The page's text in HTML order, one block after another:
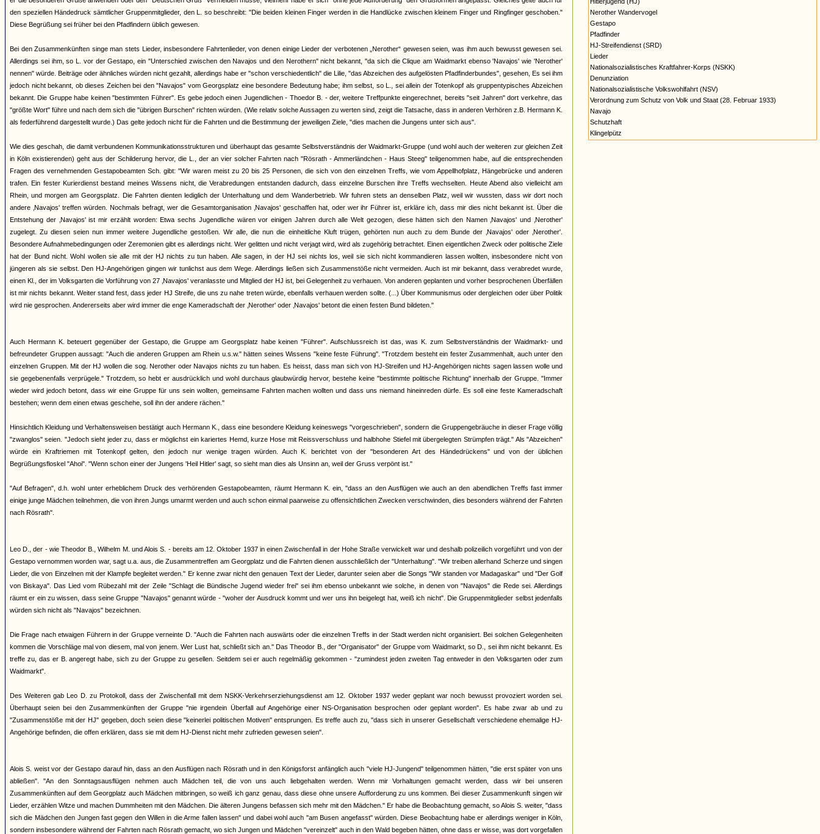
den speziellen Händedruck sämtlicher Gruppenmitglieder, den L. so beschreibt: "Die beiden kleinen Finger werden in die Handlücke zwischen kleinem Finger und Ringfinger geschoben."
Diese Begrüßung sei früher bei den Pfadfindern üblich gewesen.
Bei den Zusammenkünften singe man stets Lieder, insbesondere Fahrtenlieder, von denen einige Lieder der verbotenen „Nerother“ gewesen seien, was ihm auch bewusst gewesen sei.
Allerdings sei ihm, so L. vor der Gestapo, ein "Unterschied zwischen den Navajos und den Nerothern" nicht bekannt, "da sich die Clique am Waidmarkt ebenso 'Navajos' wie 'Nerother'
nennen" würde. Beiträge oder ähnliches würden nicht gezahlt, allerdings habe er "schon verschiedentlich" die Lilie, "das Abzeichen des aufgelösten Pfadfinderbundes", gesehen, Es sei ihm
jedoch nicht bekannt, ob dieses Zeichen bei den "Navajos" vom Georgsplatz eine besondere Bedeutung habe; ihm selbst, so L., sei allein der Totenkopf als gruppentypisches Abzeichen
bekannt. Die Gruppe habe keinen "bestimmten Führer". Es gebe jedoch einen Jugendlichen - Thoedor B. - der, weitere Treffpunkte eingerechnet, bereits "seit Jahren" dort verkehre, das
"größte Wort" führe und nach dem sich die "übrigen Burschen" richten würden. (Wie relativ solche Aussagen zu werten sind, zeigt die Tatsache, dass in anderen Verhören z.B. Hermann K.
als federführend dargestellt wurde.) Das gelte jedoch nicht für die Fahrten und die Bestimmung der jeweiligen Ziele, "dies machen die Jungens unter sich aus".
Wie dies geschah, die damit verbundenen Kommunikationsstrukturen und überhaupt das gesamte Selbstverständnis der Waidmarkt-Gruppe (und wohl auch der weiteren zur gleichen Zeit
in Köln existierenden) geht aus der Schilderung hervor, die L., der an vier solcher Fahrten nach "Rösrath - Ammerländchen - Haus Steeg" teilgenommen habe, auf die entsprechenden
Fragen des vernehmenden Gestapobeamten Sch. gibt: "Wir waren meist zu 20 bis 25 Personen, die sich von den einzelnen Treffs, wie vom Appellhofplatz, Hängebrücke und anderen
trafen. Ein fester Kurierdienst bestand meines Wissens nicht, die Verabredungen entstanden dadurch, dass einzelne Burschen ihre Treffs wechselten. Heute Abend also vielleicht am
Rhein, und morgen am Georgsplatz. Die Fahrten dienten lediglich der Unterhaltung und dem Wanderbetrieb. Wir fuhren stets an denselben Platz, weil wir wussten, dass wir dort noch
andere ‚Navajos' treffen würden. Nochmals befragt, wer die Gesamtorganisation ‚Navajos' geschaffen hat, oder wer ihr Führer ist, erkläre ich, dass mir dies nicht bekannt ist. Über die
Entstehung der ‚Navajos' ist mir erzählt worden: Etwa sechs Jugendliche wären vor einigen Jahren durch alle Welt gezogen, diese hätten sich den Namen ‚Navajos' und ‚Nerother'
zugelegt. Zu diesen seien nun immer weitere Jugendliche gestoßen. Wir alle, die nun die einheitliche Kluft trügen, gehörten nun auch zu dem Bunde der ‚Navajos' oder ‚Nerother'.
Besondere Aufnahmebedingungen oder Zeremonien gibt es allerdings nicht. Wer gelitten und nicht verjagt wird, wird als zugehörig betrachtet. Einen eigentlichen Zweck oder politische Ziele
hat der Bund nicht. Wohl wollen sie alle mit der HJ nichts zu tun haben. Alle sagen, in der HJ sei nichts los, weil sie sich nicht kommandieren lassen wollten, insbesondere nicht von
jüngeren als sie selbst. Den HJ-Angehörigen gingen wir tunlichst aus dem Wege. Allerdings ließen sich Zusammenstöße nicht vermeiden. Auch ist mir bekannt, dass verabredet wurde,
einen Kl., der im Volksgarten die Vorführung von 27 ‚Navajos' veranlasste und Mitglied der HJ ist, bei Gelegenheit zu verhauen. Von anderen geplanten und vorher besprochenen Überfällen
ist mir nichts bekannt. Weiter stand fest, dass jeder HJ Streife, die uns zu nahe treten würde, ebenfalls verhauen werden sollte. (...) Über Kommunismus oder dergleichen oder über Politik
wird nie gesprochen. Andererseits aber wird immer die enge Kameradschaft der ‚Nerother' oder ‚Navajos' betont die einen festen Bund bildeten."
Auch Hermann K. beteuert gegenüber der Gestapo, die Gruppe am Georgsplatz habe keinen "Führer". Aufschlussreich ist das, was K. zum Selbstverständnis der Waidmarkt- und
befreundeter Gruppen aussagt: "Auch die anderen Gruppen am Rhein u.s.w." hätten seines Wissens "keine feste Führung". "Trotzdem besteht ein fester Zusammenhalt, auch unter den
einzelnen Gruppen. Mit der HJ wollen die sog. Nerother oder Navajos nichts zu tun haben. Es heisst, dass man sich von HJ-Streifen und HJ-Angehörigen nichts sagen lassen wolle und
sie gegebenenfalls verprügele." Trotzdem, so hebt er ausdrücklich und wohl durchaus glaubwürdig hervor, bestehe keine "bestimmte politische Richtung" innerhalb der Gruppe. "Immer
wieder wird jedoch betont, dass wir eine Gruppe für uns sein wollten, gemeinsame Fahrten machen wollten und dass uns niemand hineinreden dürfe. Es soll eine feste Kameradschaft
bestehen; wenn dem einen etwas geschehe, soll ihn der andere rächen."
Hinsichtlich Kleidung und Verhaltensweisen bestätigt auch Hermann K., dass eine besondere Kleidung keineswegs "vorgeschrieben", sondern die Gruppengebräuche in dieser Frage völlig
"zwanglos" seien. "Jedoch sieht jeder zu, dass er möglichst ein kariertes Hemd, kurze Hose mit Reissverschluss und halbhohe Stiefel mit übergelegten Strümpfen trägt." Als "Abzeichen"
würde ein Kraftriemen mit Totenkopf gelten, den jedoch nur wenige tragen würden. Auch K. berichtet von der "besonderen Art des Händedrückens" und von der üblichen
Begrüßungsfloskel "Ahoi". "Wenn schon einer der Jungens 'Heil Hitler' sagt, so sieht man dies als Unsinn an, weil der Gruss verpönt ist."
"Auf Befragen", d.h. wohl unter erheblichem Druck des verhörenden Gestapobeamten, räumt Hermann K. ein, "dass an den Ausflügen wie auch an den abendlichen Treffs fast immer
einige junge Mädchen teilnehmen, die von ihren Jungs umarmt werden und auch schon einmal paarweise zu offensichtlichen Zwecken verschwinden, dies besonders während der Fahrten
nach Rösrath".
Leo D., der - wie Theodor B., Wilhelm M. und Alois S. - bereits am 12. Oktober 1937 in einen Zwischenfall in der Hohe Straße verwickelt war und deshalb polizeilich vorgeführt und von der
Gestapo vernommen worden war, sagt u.a. aus, die Zusammentreffen am Georgplatz und die Fahrten dienen ausschließlich der "Unterhaltung". "Wir treiben allerhand Scherze und singen
Lieder, die von Einzelnen mit der Klampfe begleitet werden." Er kenne zwar nicht den genauen Text der Lieder, darunter seien aber die Songs "Wir standen vor Madagaskar" und "Der Golf
von Biskaya". Das Lied vom Rübezahl mit der Zeile "Schlagt die Bündische Jugend wieder frei" sei ihm ebenso unbekannt wie solche, in denen von "Navajos" die Rede sei. Allerdings
räumt er ein zu wissen, dass seine Gruppe "Navajos" genannt würde - "woher der Ausdruck kommt und wer uns ihn beigelegt hat, weiß ich nicht". Die Gruppenmitglieder selbst jedenfalls
würden sich nicht als "Navajos" bezeichnen.
Die Frage nach etwaigen Führern in der Gruppe verneinte D. "Auch die Fahrten nach auswärts oder die einzelnen Treffs in der Stadt werden nicht organisiert. Bei solchen Gelegenheiten
kommen die Vorschläge mal von diesem, mal von jenem. Wer Lust hat, schließt sich an." Das Theodor B., der "Organisator" der Gruppe vom Waidmarkt, so D., sei ihm nicht bekannt. Es
treffe zu, das er B. angeregt habe, sich zu der Gruppe zu gesellen. Seitdem sei er auch regelmäßig gekommen - "zumindest jeden zweiten Tag entweder in den Volksgarten oder zum
Waidmarkt".
Des Weiteren gab Leo D. zu Protokoll, dass der Zwischenfall mit dem NSKK-Verkehrserziehungsdienst am 12. Oktober 1937 weder geplant war noch bewusst provoziert worden sei.
Überhaupt seien bei den Zusammenkünften der Gruppe "nie irgendein Überfall auf Angehörige einer NS-Organisation besprochen oder geplant worden". Es habe zwar ab und zu
"Zusammenstöße mit der HJ" gegeben, doch seien diese "keinerlei politischen Motiven" entsprungen. Es treffe auch zu, "dass sich in unserer Gesellschaft verschiedene ehemalige HJ-
Angehörige befinden, die offen erklären, dass sie mit dem HJ-Dienst nicht mehr zufrieden gewesen seien".
Alois S. weist vor der Gestapo darauf hin, dass an den Ausflügen nach Rösrath und in den Königsforst anfänglich auch "viele HJ-Jungend" teilgenommen hätten, "die erst später von uns
abließen". "An den Sonntagsausflügen nehmen auch Mädchen teil, die von uns auch liebgehalten werden. Wenn mir Vorhaltungen gemacht werden, dass wir bei unseren
Zusammenkünften auf dem Georgplatz auch Mädchen mitbringen, so weiß ich ganz genau, dass diese ohne unsere Aufforderung zu uns kommen. Bei dieser Zusammenkunft singen wir
Lieder, erzählen Witze und machen Dummheiten mit den Mädchen. Die älteren Jungens befassen sich mehr mit den Mädchen." Er habe die Beobachtung gemacht, so Alois S. weiter, "dass
sich die Mädchen den Jungen fast gegen den Willen in die Arme fallen lassen" und dabei wohl auch "am Busen angefasst" würden. Diese Beobachtung habe er allerdings weniger in Köln,
sondern insbesondere während der Fahrten nach Rösrath gemacht, wo sich Jungen und Mädchen "vereinzelt" auch in den Wald begeben hätten, ohne dass er wisse, was dort vorgefallen
Nerother Wandervogel
Gestapo
Pfadfinder
HJ-Streifendienst (SRD)
Lieder
Nationalsozialistisches Kraftfahrer-Korps (NSKK)
Denunziation
Nationalsozialistische Volkswohlfahrt (NSV)
Verordnung zum Schutz von Volk und Staat (28. Februar 1933)
Navajo
Schutzhaft
Klingelpütz